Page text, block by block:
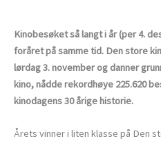
Kinobesøket så langt i år (per 4.
foråret på samme tid. Den store
lørdag 3. november og danner
kino, nådde rekordhøye 225.620
kinodagens 30 årige historie.
Årets vinner i liten klasse på Den